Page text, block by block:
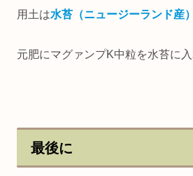
用土は水苔（ニュージーランド産）
元肥にマグァンプK中粒を水苔に入
最後に